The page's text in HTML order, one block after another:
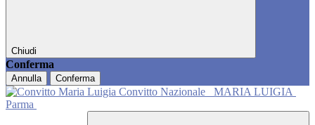
Chiudi
Conferma
Annulla Conferma
Convitto Nazionale
MARIA LUIGIA
Parma